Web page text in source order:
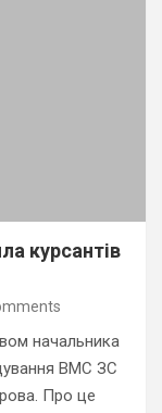
курсантів
начальника
ВМС ЗС
Про це